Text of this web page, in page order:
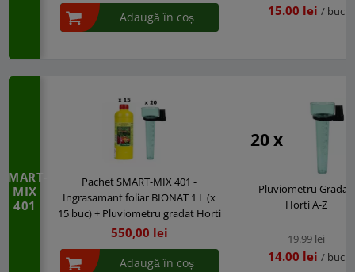
15.00 lei / buc
Adaugă în coș
SMART-
MIX
401
20 x
Pluviometru Gradat,
Horti A-Z
19.99 lei
14.00 lei / buc
Pachet SMART-MIX 401 -
Ingrasamant foliar BIONAT 1 L (x
15 buc) + Pluviometru gradat Horti
A-Z 350 ml (x 20 buc)
550,00 lei
Adaugă în coș